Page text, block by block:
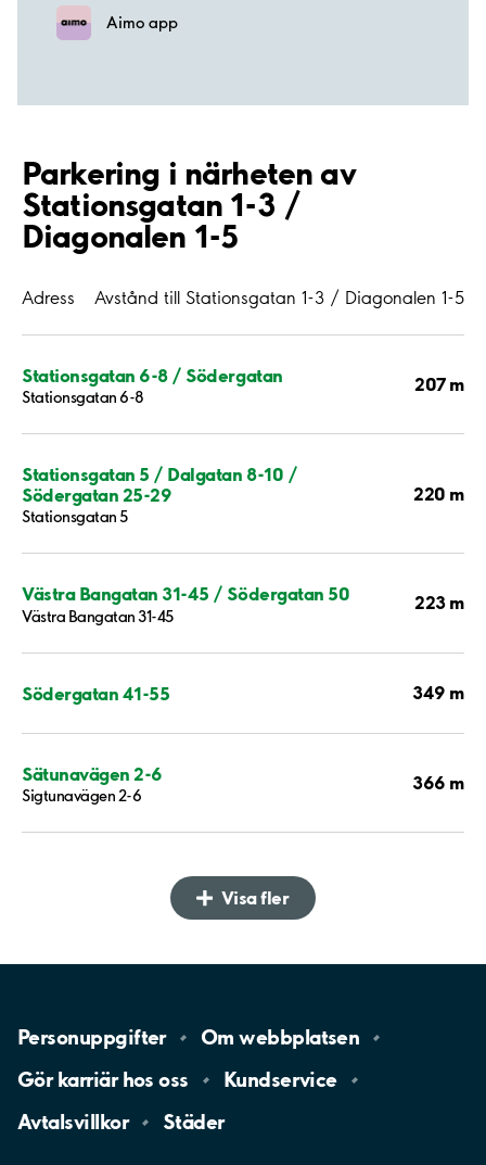
Aimo app
Parkering i närheten av
Stationsgatan 1-3 /
Diagonalen 1-5
Adress Avstånd till Stationsgatan 1-3 / Diagonalen 1-5
Stationsgatan 6-8 / Södergatan
Stationsgatan 6-8
207 m
Stationsgatan 5 / Dalgatan 8-10 /
Södergatan 25-29
Stationsgatan 5
220 m
Västra Bangatan 31-45 / Södergatan 50
Västra Bangatan 31-45
223 m
Södergatan 41-55 349 m
Sätunavägen 2-6
Sigtunavägen 2-6
366 m
Visa fler
Personuppgifter Omwebbplatsen
Gör karriär hososs
Kundservice
Avtalsvillkor
Städer